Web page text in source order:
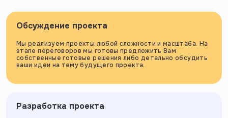
Обсуждение проекта
Мы реализуем проекты любой сложности и масштаба. На
этапе переговоров мы готовы предложить Вам
собственные готовые решения либо детально обсудить
ваши идеи на тему будущего проекта.
Разработка проекта